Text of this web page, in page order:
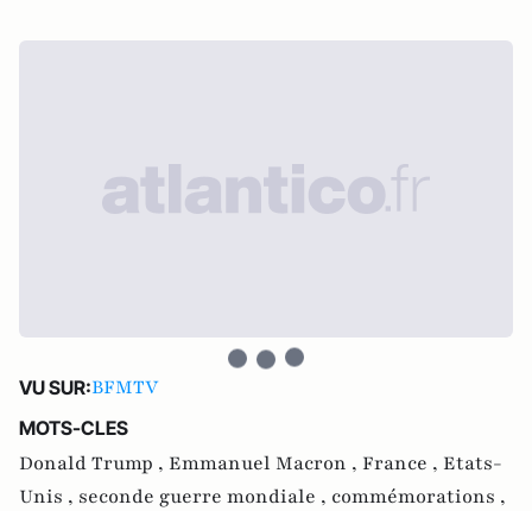
VU SUR:BFMTV
MOTS-CLES
Donald Trump , Emmanuel Macron , France , Etats-
Unis , seconde guerre mondiale , commémorations ,